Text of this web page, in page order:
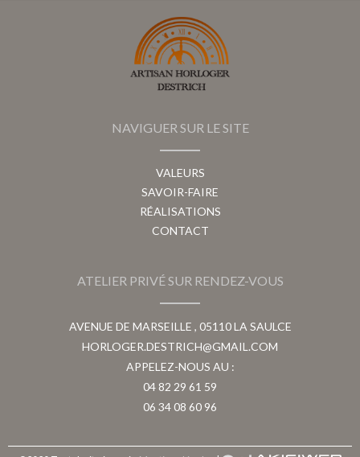
NAVIGUER SUR LE SITE
VALEURS
SAVOIR-FAIRE
RÉALISATIONS
CONTACT
ATELIER PRIVÉ SUR RENDEZ-VOUS
AVENUE DE MARSEILLE , 05110 LA SAULCE
HORLOGER.DESTRICH@GMAIL.COM
APPELEZ-NOUS AU :
04 82 29 61 59
06 34 08 60 96